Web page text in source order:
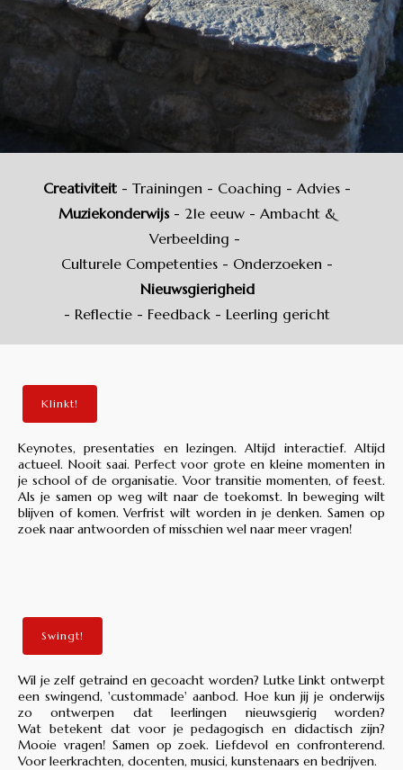
Creativiteit - Trainingen - Coaching - Advies -
Muziekonderwijs- 21e eeuw - Ambacht &
Verbeelding -
Culturele Competenties - Onderzoeken -
Nieuwsgierigheid
- Reflectie - Feedback - Leerling gericht
Klinkt!
Keynotes, presentaties en lezingen. Altijd interactief. Altijd
actueel. Nooit saai. Perfect voor grote en kleine momenten in
je school of de organisatie. Voor transitie momenten, of feest.
Als je samen op weg wilt naar de toekomst. In beweging wilt
blijven of komen. Verfrist wilt worden in je denken. Samen op
zoek naar antwoorden of misschien wel naar meer vragen!
Swingt!
Wil je zelf getraind en gecoacht worden? Lutke Linkt ontwerpt
een swingend, 'custommade' aanbod. Hoe kun jij je onderwijs
zo ontwerpen dat leerlingen nieuwsgierig worden?
Wat betekent dat voor je pedagogisch en didactisch zijn?
Mooie vragen! Samen op zoek. Liefdevol en confronterend.
Voor leerkrachten, docenten, musici, kunstenaars en bedrijven.